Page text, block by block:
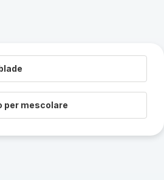
per mescolare